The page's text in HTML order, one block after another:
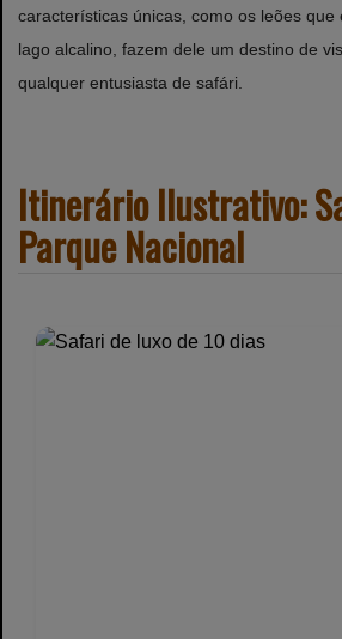
características únicas, como os leões que
lago alcalino, fazem dele um destino de
qualquer entusiasta de safári.
Itinerário Ilustrativo:
Parque Nacional